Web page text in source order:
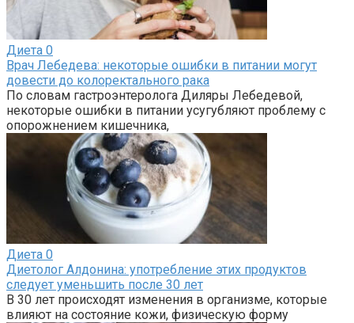
Диета 0
Врач Лебедева: некоторые ошибки в питании могут
довести до колоректального рака
По словам гастроэнтеролога Диляры Лебедевой,
некоторые ошибки в питании усугубляют проблему с
опорожнением кишечника,
Диета 0
Диетолог Алдонина: употребление этих продуктов
следует уменьшить после 30 лет
В 30 лет происходят изменения в организме, которые
влияют на состояние кожи, физическую форму